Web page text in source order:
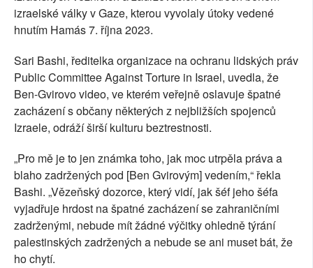
izraelské války v Gaze, kterou vyvolaly útoky vedené
hnutím Hamás 7. října 2023.
Sari Bashi, ředitelka organizace na ochranu lidských práv
Public Committee Against Torture in Israel, uvedla, že
Ben-Gvirovo video, ve kterém veřejně oslavuje špatné
zacházení s občany některých z nejbližších spojenců
Izraele, odráží širší kulturu beztrestnosti.
„Pro mě je to jen známka toho, jak moc utrpěla práva a
blaho zadržených pod [Ben Gvirovým] vedením,“ řekla
Bashi. „Vězeňský dozorce, který vidí, jak šéf jeho šéfa
vyjadřuje hrdost na špatné zacházení se zahraničními
zadrženými, nebude mít žádné výčitky ohledně týrání
palestinských zadržených a nebude se ani muset bát, že
ho chytí.